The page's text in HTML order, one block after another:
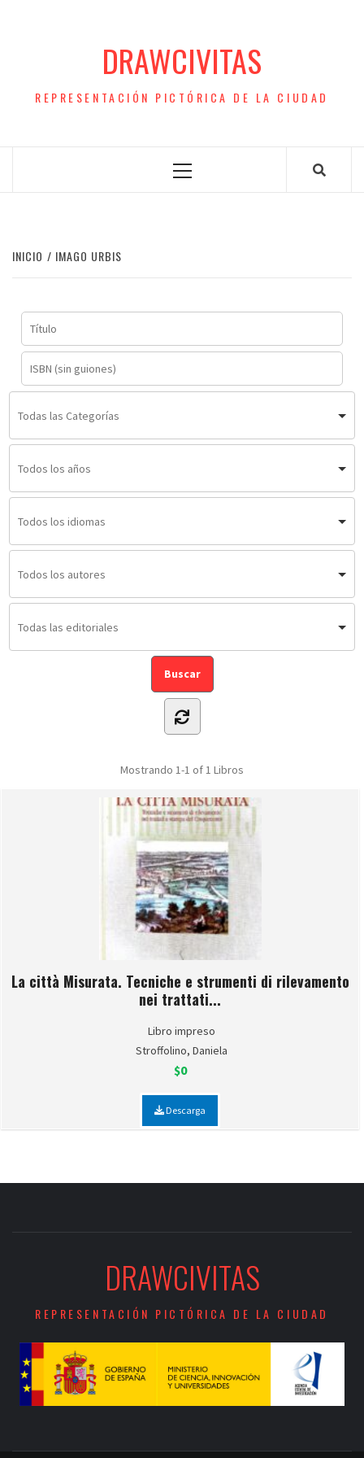
DRAWCIVITAS
REPRESENTACIÓN PICTÓRICA DE LA CIUDAD
Menú
INICIO IMAGO URBIS
Mostrando 1-1 of 1 Libros
La città Misurata. Tecniche e strumenti di rilevamento
nei trattati...
Libro impreso
Stroffolino, Daniela
$0
Descarga
DRAWCIVITAS
REPRESENTACIÓN PICTÓRICA DE LA CIUDAD